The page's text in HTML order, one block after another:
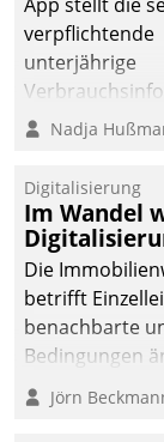
verpflichtende
unterjährige
schnell,
Die monatlichen
Mitteilungen
Heizungs- und
automatisiert,
und auf
mehrere zuvor
Nadja
Digitalisierung
Im Wandel
Die
betrifft
benachbarte
Bedingungen
technisch die
fürs Wachsen
Jörn